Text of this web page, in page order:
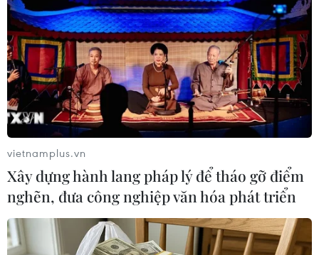
#xả súng #Old West End Mỹ
Theo dõi VietnamPlus
vietnamplus.vn
Xây dựng hành lang pháp lý để tháo gỡ điểm
nghẽn, đưa công nghiệp văn hóa phát triển